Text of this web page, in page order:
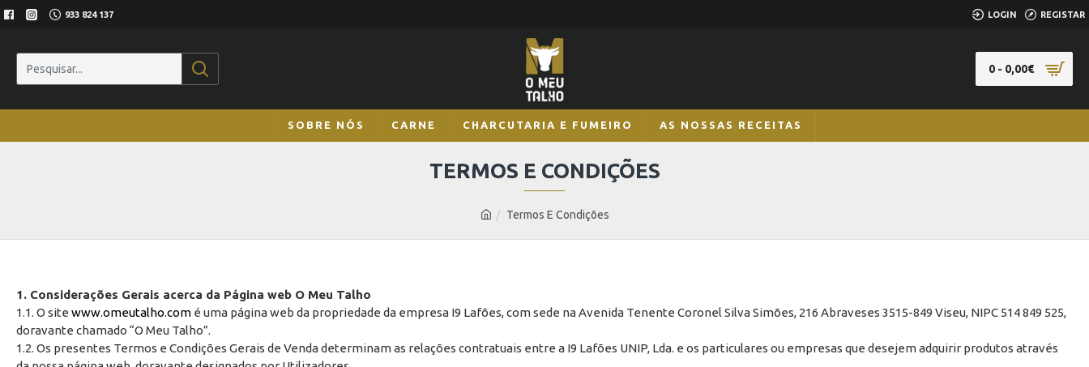
933 824 137 LOGIN REGISTAR
0 - 0,00€
SOBRE NÓS CARNE CHARCUTARIA E FUMEIRO AS NOSSAS RECEITAS
Termos E Condições
TERMOS E CONDIÇÕES
1. Considerações Gerais acerca da Página web O Meu Talho
1.1. O site www.omeutalho.com é uma página web da propriedade da empresa I9 Lafões, com sede na Avenida Tenente Coronel Silva Simões, 216 Abraveses 3515-849 Viseu, NIPC 514 849 525,
doravante chamado “O Meu Talho”.
1.2. Os presentes Termos e Condições Gerais de Venda determinam as relações contratuais entre a I9 Lafões UNIP, Lda. e os particulares ou empresas que desejem adquirir produtos através